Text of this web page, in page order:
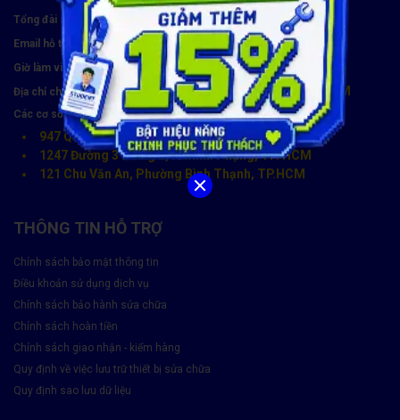
Tổng đài miễn phí:1900 8174
Email hỗ trợ: hotro@carecenter.vn
Giờ làm việc: Thứ 2 - CN, 8:00 - 21:00
Địa chỉ chính:119 Chu Văn An, Phường Bình Thạnh, TP. HCM
Các cơ sở tiếp nhận khác (8h30 - 21h30):
947 Quang Trung, Phường An Hội Tây, TP. HCM
1247 Đường 3 tháng 2, P. Minh Phụng, TP. HCM
121 Chu Văn An, Phường Bình Thạnh, TP.HCM
THÔNG TIN HỖ TRỢ
Chính sách bảo mật thông tin
Điều khoản sử dụng dịch vụ
Chính sách bảo hành sửa chữa
Chính sách hoàn tiền
Chính sách giao nhận - kiểm hàng
Quy định về việc lưu trữ thiết bị sửa chữa
Quy định sao lưu dữ liệu